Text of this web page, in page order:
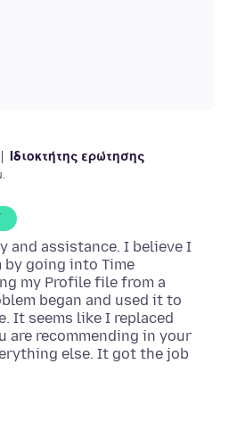
Ιδιοκτήτης ερώτησης
and assistance. I believe I
by going into Time
my Profile file from a
began and used it to
It seems like I replaced
are recommending in your
else. It got the job